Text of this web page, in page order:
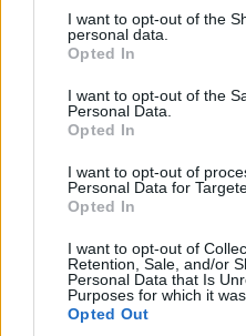
not limited to your visit or
grant or deny consent to
use your data for below
consent section.
I want to opt-out of the
personal data.
Opted In
I want to opt-out of the
Personal Data.
Opted In
I want to opt-out of
Personal Data for
Opted In
I want to opt-out of
Retention, Sale, and/or
Personal Data that Is
Purposes for which it
Opted Out
Νησιά ανατολικού
Καιρός: Νεφώσεις με
στα νότια σποραδικές
χιονοπτώσεις στα
εξασθένηση των
Ανεμοι: Από βόρειες
εξασθένηση από το
Θερμοκρασία: Από 11